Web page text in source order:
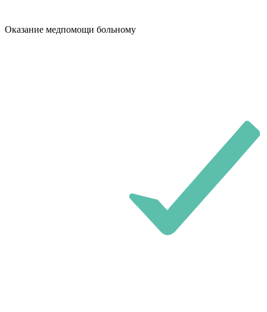
Оказание медпомощи больному